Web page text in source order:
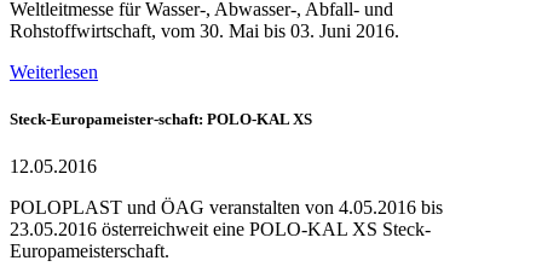
Weltleitmesse für Wasser-, Abwasser-, Abfall- und
Rohstoffwirtschaft, vom 30. Mai bis 03. Juni 2016.
Weiterlesen
Steck-Europameister-schaft: POLO-KAL XS
12.05.2016
POLOPLAST und ÖAG veranstalten von 4.05.2016 bis
23.05.2016 österreichweit eine POLO-KAL XS Steck-
Europameisterschaft.